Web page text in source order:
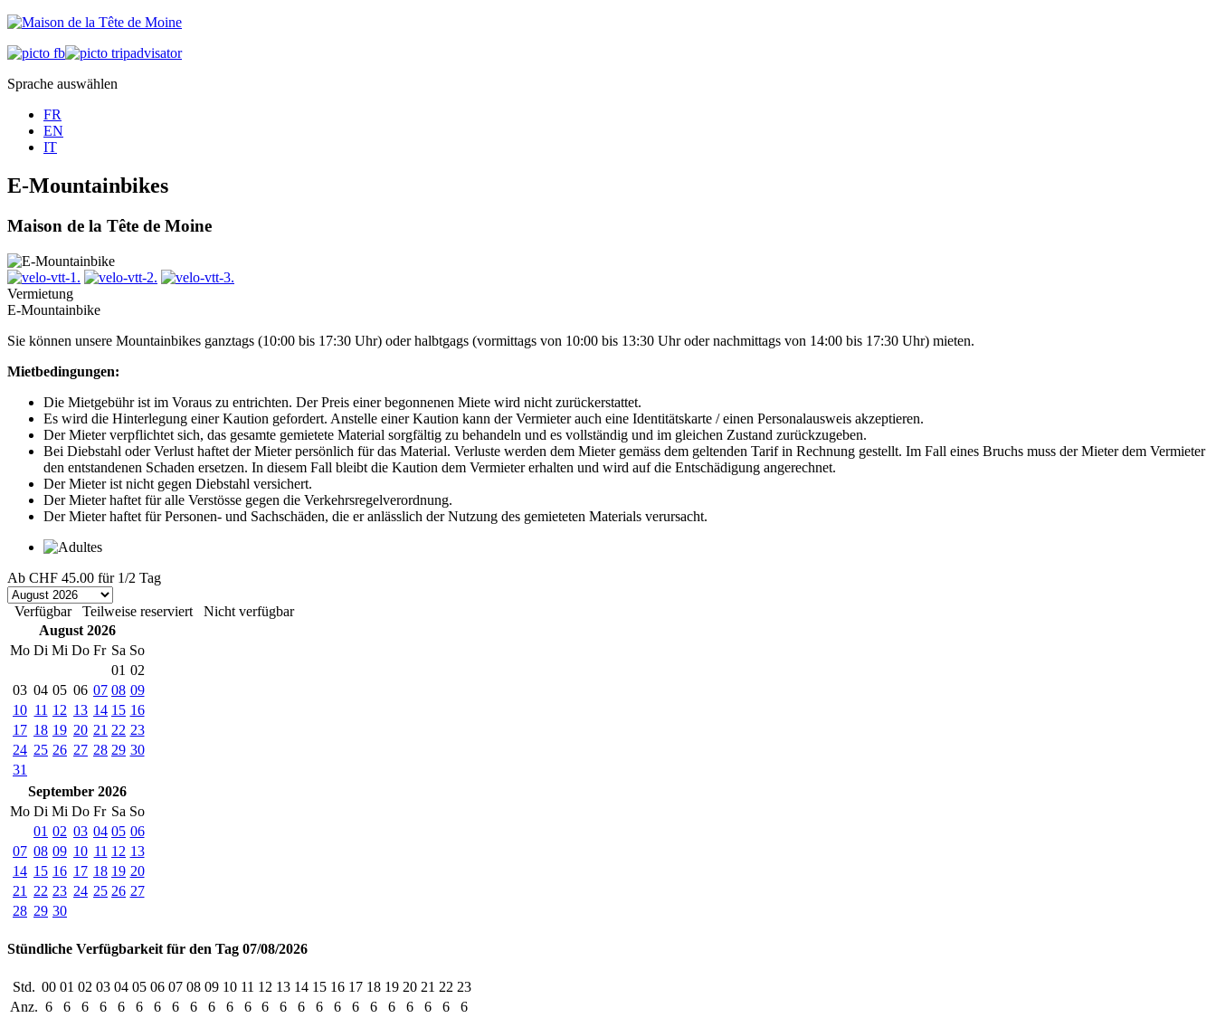
Sprache auswählen
FR
EN
IT
E-Mountainbikes
Maison de la Tête de Moine
Vermietung
E-Mountainbike
Sie können unsere Mountainbikes ganztags (10:00 bis 17:30 Uhr) oder halbtgags (vormittags von 10:00 bis 13:30 Uhr oder nachmittags von 14:00 bis 17:30 Uhr) mieten.
Mietbedingungen:
Die Mietgebühr ist im Voraus zu entrichten. Der Preis einer begonnenen Miete wird nicht zurückerstattet.
Es wird die Hinterlegung einer Kaution gefordert. Anstelle einer Kaution kann der Vermieter auch eine Identitätskarte / einen Personalausweis akzeptieren.
Der Mieter verpflichtet sich, das gesamte gemietete Material sorgfältig zu behandeln und es vollständig und im gleichen Zustand zurückzugeben.
Bei Diebstahl oder Verlust haftet der Mieter persönlich für das Material. Verluste werden dem Mieter gemäss dem geltenden Tarif in Rechnung gestellt. Im Fall eines Bruchs muss der Mieter dem Vermieter
den entstandenen Schaden ersetzen. In diesem Fall bleibt die Kaution dem Vermieter erhalten und wird auf die Entschädigung angerechnet.
Der Mieter ist nicht gegen Diebstahl versichert.
Der Mieter haftet für alle Verstösse gegen die Verkehrsregelverordnung.
Der Mieter haftet für Personen- und Sachschäden, die er anlässlich der Nutzung des gemieteten Materials verursacht.
Ab CHF 45.00 für 1/2 Tag
Verfügbar Teilweise reserviert
Nicht verfügbar
August 2026
Mo Di Mi Do Fr Sa So
01 02
03 04 05 06 07 08 09
10 11 12 13 14 15 16
17 18 19 20 21 22 23
24 25 26 27 28 29 30
31
September 2026
Mo Di Mi Do Fr Sa So
01 02 03 04 05 06
07 08 09 10 11 12 13
14 15 16 17 18 19 20
21
22 23 24 25 26 27
28 29 30
Stündliche Verfügbarkeit für den Tag 07/08/2026
Std. 00 01 02 03 04 05 06 07 08 09 10 11 12 13 14 15 16 17 18 19 20 21 22 23
Anz. 6 6 6 6 6 6 6 6 6 6 6 6 6 6 6 6 6 6 6 6 6 6 6 6